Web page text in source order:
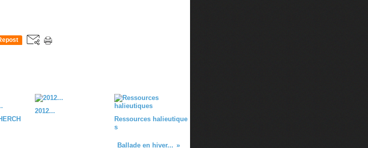
2012...
Ressources halieutique
s
Ballade en hiver...